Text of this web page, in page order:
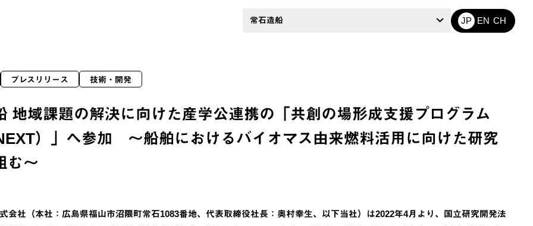
常石造船 JP EN CH
プレスリリース 技術・開発
地域課題の解決に向けた産学公連携の「共創の場形成支援プログラム
）」へ参加 ～船舶におけるバイオマス由来燃料活用に向けた研究
む～
会社（本社：広島県福山市沼隈町常石1083番地、代表取締役社長：奥村幸生、以下当社）は2022年4月より、国立研究開発法